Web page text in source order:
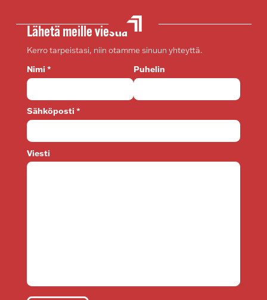
Lähetä meille viestiä
Kerro tarpeistasi, niin otamme sinuun yhteyttä.
Nimi *
Puhelin
Sähköposti *
Viesti